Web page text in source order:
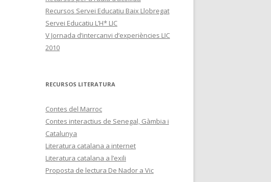
Recursos Servei Educatiu Baix Llobregat
Servei Educatiu L’H* LIC
V Jornada d’intercanvi d’experiències LIC
2010
RECURSOS LITERATURA
Contes del Marroc
Contes interactius de Senegal, Gàmbia i
Catalunya
Literatura catalana a internet
Literatura catalana a l’exili
Proposta de lectura De Nador a Vic